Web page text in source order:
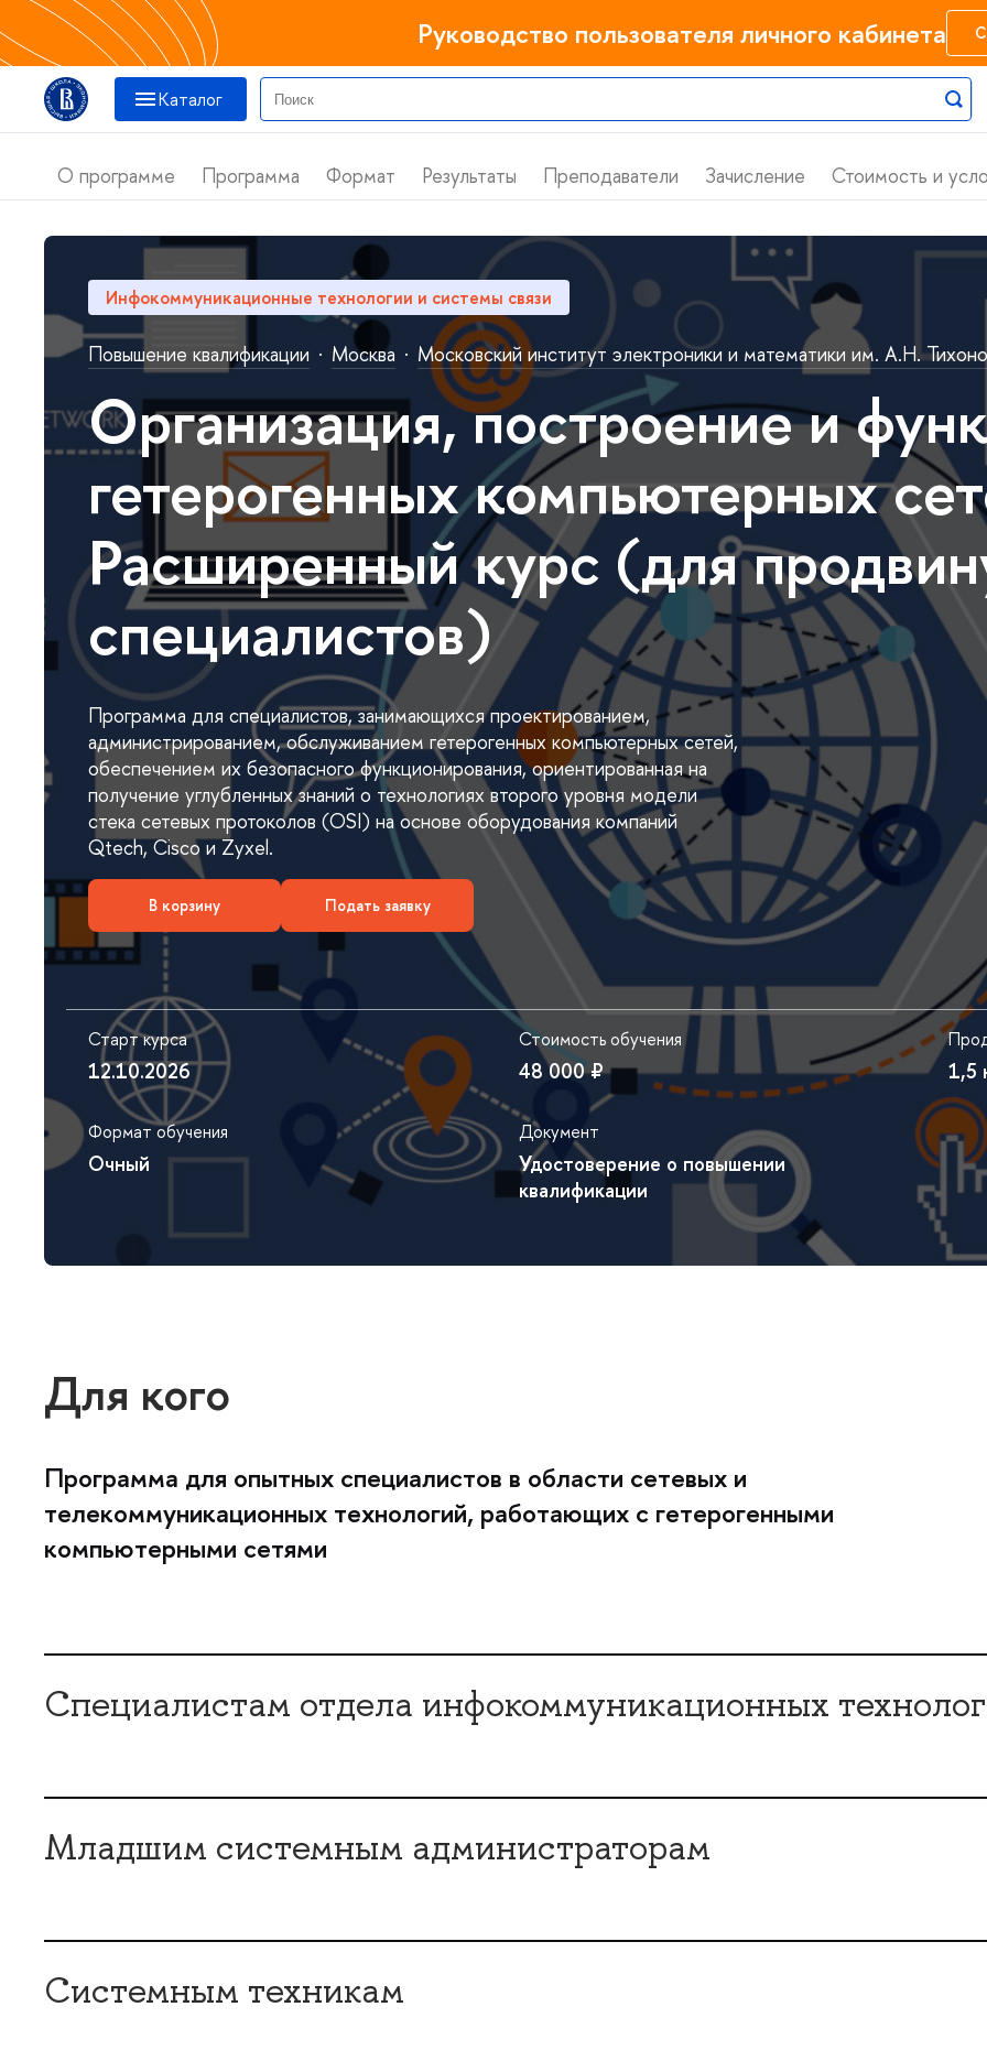
Руководство пользователя личного кабинета
Катало
О программе Программа Формат Результаты Преподаватели Зачисление Стоимость и
Инфокоммуникационные технологии и системы связи
Повышение квалификации · Москва · Московский институт электроники и математики им. А.Н.
Организация, построение и
етерогенных компьютерных
Расширенный курс (для
специалистов)
Программа для специалистов, занимающихся проектированием,
администрированием, обслуживанием гетерогенных компьютерных сетей,
обеспечением их безопасного функционирования, ориентированная на
получение углубленных знаний о технологиях второго уровня модели
стека сетевых протоколов (OSI) на основе оборудования компаний
Qtech, Cisco и Zyxel.
корзину Подать заявку
Старт курса
12.10.2026
Стоимость обучения
48 000 ₽ 1,5
Формат обучения
Очный
Документ
Удостоверение о повышении
квалификации
Для кого
Программа для опытных специалистов в области сетевых и
телекоммуникационных технологий, работающих с гетерогенными
компьютерными сетями
Специалистам отдела инфокоммуникационных
Младшим системным администраторам
Системным техникам